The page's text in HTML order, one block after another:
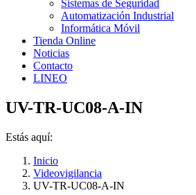
Sistemas de Seguridad
Automatización Industrial
Informática Móvil
Tienda Online
Noticias
Contacto
LINEO
UV-TR-UC08-A-IN
Estás aquí:
Inicio
Videovigilancia
UV-TR-UC08-A-IN